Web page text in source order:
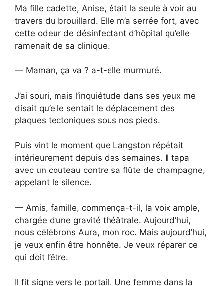
Ma fille cadette, Anise, était la seule à voir au
travers du brouillard. Elle m’a serrée fort, avec
cette odeur de désinfectant d’hôpital qu’elle
ramenait de sa clinique.
— Maman, ça va ? a-t-elle murmuré.
J’ai souri, mais l’inquiétude dans ses yeux me
disait qu’elle sentait le déplacement des
plaques tectoniques sous nos pieds.
Puis vint le moment que Langston répétait
intérieurement depuis des semaines. Il tapa
avec un couteau contre sa flûte de champagne,
appelant le silence.
— Amis, famille, commença-t-il, la voix ample,
chargée d’une gravité théâtrale. Aujourd’hui,
nous célébrons Aura, mon roc. Mais aujourd’hui,
je veux enfin être honnête. Je veux réparer ce
qui doit l’être.
Il fit signe vers le portail. Une femme dans la